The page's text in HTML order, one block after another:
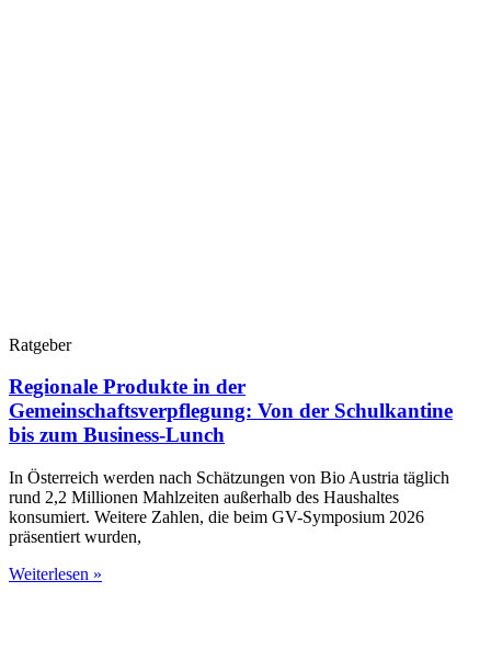
Ratgeber
Regionale Produkte in der
Gemeinschaftsverpflegung: Von der Schulkantine
bis zum Business-Lunch
In Österreich werden nach Schätzungen von Bio Austria täglich
rund 2,2 Millionen Mahlzeiten außerhalb des Haushaltes
konsumiert. Weitere Zahlen, die beim GV-Symposium 2026
präsentiert wurden,
Weiterlesen »